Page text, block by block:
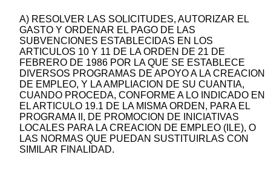
A) RESOLVER LAS SOLICITUDES, AUTORIZAR EL
GASTO Y ORDENAR EL PAGO DE LAS
SUBVENCIONES ESTABLECIDAS EN LOS
ARTICULOS 10 Y 11 DE LA ORDEN DE 21 DE
FEBRERO DE 1986 POR LA QUE SE ESTABLECE
DIVERSOS PROGRAMAS DE APOYO A LA CREACION
DE EMPLEO, Y LA AMPLIACION DE SU CUANTIA,
CUANDO PROCEDA, CONFORME A LO INDICADO EN
EL ARTICULO 19.1 DE LA MISMA ORDEN, PARA EL
PROGRAMA II, DE PROMOCION DE INICIATIVAS
LOCALES PARA LA CREACION DE EMPLEO (ILE), O
LAS NORMAS QUE PUEDAN SUSTITUIRLAS CON
SIMILAR FINALIDAD.